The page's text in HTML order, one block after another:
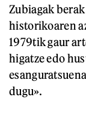
Zubiagak
historikoaren
1979tik gaur
higatze edo
dugu».